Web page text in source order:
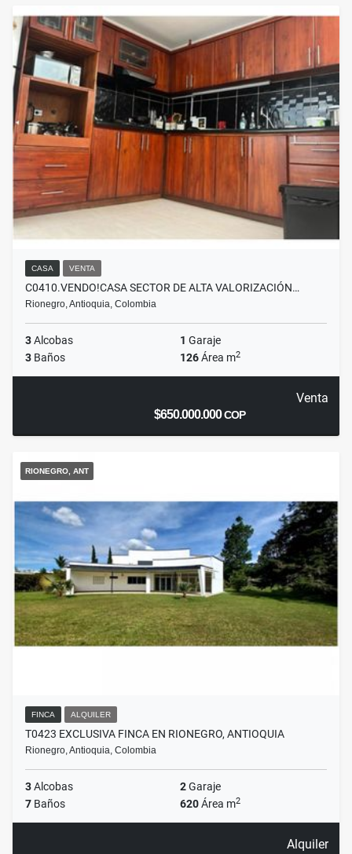
CASA VENTA
C0410.VENDO!CASA SECTOR DE ALTA VALORIZACIÓN…
Rionegro, Antioquia, Colombia
3Alcobas 1 Garaje
3 Baños 126Área m2
Venta
$650.000.000COP
RIONEGRO, ANT
FINCA ALQUILER
T0423 EXCLUSIVA FINCA EN RIONEGRO, ANTIOQUIA
Rionegro, Antioquia, Colombia
3Alcobas 2Garaje
7 Baños 620Área m2
Alquiler